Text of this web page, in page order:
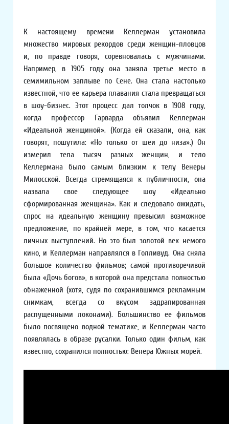
К настоящему времени Келлерман установила
множество мировых рекордов среди женщин-пловцов
и, по правде говоря, соревновалась с мужчинами.
Например, в 1905 году она заняла третье место в
семимильном заплыве по Сене. Она стала настолько
известной, что ее карьера плавания стала превращаться
в шоу-бизнес. Этот процесс дал толчок в 1908 году,
когда профессор Гарварда объявил Келлерман
«Идеальной женщиной». (Когда ей сказали, она, как
говорят, пошутила: «Но только от шеи до низа».) Он
измерил тела тысяч разных женщин, и тело
Келлермана было самым близким к телу Венеры
Милосской. Всегда стремящаяся к публичности, она
назвала свое следующее шоу «Идеально
сформированная женщина». Как и следовало ожидать,
спрос на идеальную женщину превысил возможное
предложение, по крайней мере, в том, что касается
личных выступлений. Но это был золотой век немого
кино, и Келлерман направлялся в Голливуд. Она сняла
большое количество фильмов; самой противоречивой
была «Дочь богов», в которой она предстала полностью
обнаженной (хотя, судя по сохранившимся рекламным
снимкам, всегда со вкусом задрапированная
распущенными локонами). Большинство ее фильмов
было посвящено водной тематике, и Келлерман часто
появлялась в образе русалки. Только один фильм, как
известно, сохранился полностью: Венера Южных морей.